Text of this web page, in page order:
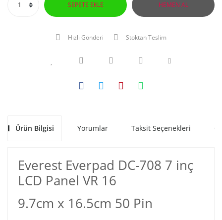
SEPETE EKLE HEMEN AL
Hızlı Gönderi Stoktan Teslim
Ürün Bilgisi Yorumlar Taksit Seçenekleri
Everest Everpad DC-708 7 inç
LCD Panel VR 16
9.7cm x 16.5cm 50 Pin